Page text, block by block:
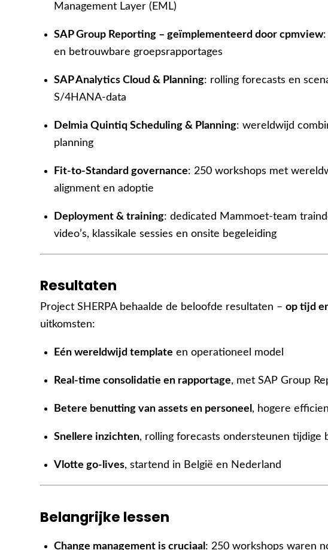
Management Layer (EML)
SAP Group Reporting – geïmplementeerd door cpmview:
en betrouwbare groepsrapportages
SAP Analytics Cloud & Planning: rolling forecasts en
S/4HANA-data
Delmia Quintiq Scheduling & Planning: wereldwijd
planning
Fit-to-Standard governance: 250 workshops met
alignment en adoptie
Deployment & training: dedicated Mammoet-team
video’s, klassikale sessies en onsite begeleiding
Resultaten
Project SHERPA behaalde de beloofde resultaten –op tijd
uitkomsten:
Eén wereldwijd template en operationeel model
Real-time consolidatie en rapportage, met SAP Group
Betere benutting van assets en personeel , hogere
Snellere inzichten, rolling forecasts ondersteunen tijdige
Vlotte go-lives, startend in België en Nederland
Belangrijke lessen
Change management is cruciaal : 250 workshops waren